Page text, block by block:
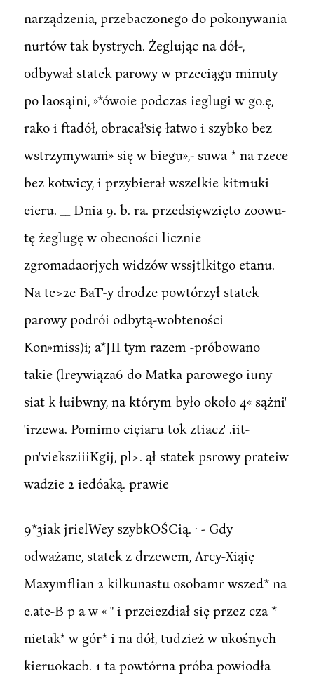
narządzenia, przebaczonego do pokonywania
nurtów tak bystrych. Żeglując na dół-,
odbywał statek parowy w przeciągu minuty
po laosąini, »*ówoie podczas ieglugi w go.ę,
rako i ftadół, obracał'się łatwo i szybko bez
wstrzymywani» się w biegu»,- suwa * na rzece
bez kotwicy, i przybierał wszelkie kitmuki
eieru. __ Dnia 9. b. ra. przedsięwzięto zoowu-
tę żeglugę w obecności licznie
zgromadaorjych widzów wssjtlkitgo etanu.
Na te>2e BaT'-y drodze powtórzył statek
parowy podrói odbytą-wobteności
Kon»miss)i; a*JII tym razem -próbowano
takie (lreywiąza6 do Matka parowego iuny
siat k łuibwny, na którym było około 4« sążni'
'irzewa. Pomimo cięiaru tok ztiacz' .iit-
pn'vieksziiiKgij, pl>. ął statek psrowy prateiw
wadzie 2 iedóaką. prawie
9*3iak jrielWey szybkOŚCią. · - Gdy
odważane, statek z drzewem, Arcy-Xiąię
Maxymflian 2 kilkunastu osobamr wszed* na
e.ate-B p a w « " i przeiezdiał się przez cza *
nietak* w gór* i na dół, tudzież w ukośnych
kieruokacb. 1 ta powtórna próba powiodła